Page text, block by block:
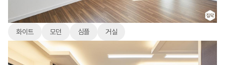
화이트 모던 심플 거실